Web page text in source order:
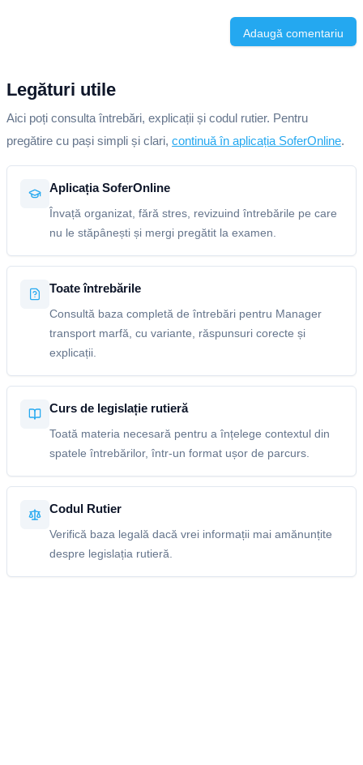
Adaugă comentariu
Legături utile
Aici poți consulta întrebări, explicații și codul rutier. Pentru
pregătire cu pași simpli și clari, continuă în aplicația SoferOnline.
Aplicația SoferOnline
Învață organizat, fără stres, revizuind întrebările pe care
nu le stăpânești și mergi pregătit la examen.
Toate întrebările
Consultă baza completă de întrebări pentru Manager
transport marfă, cu variante, răspunsuri corecte și
explicații.
Curs de legislație rutieră
Toată materia necesară pentru a înțelege contextul din
spatele întrebărilor, într-un format ușor de parcurs.
Codul Rutier
Verifică baza legală dacă vrei informații mai amănunțite
despre legislația rutieră.